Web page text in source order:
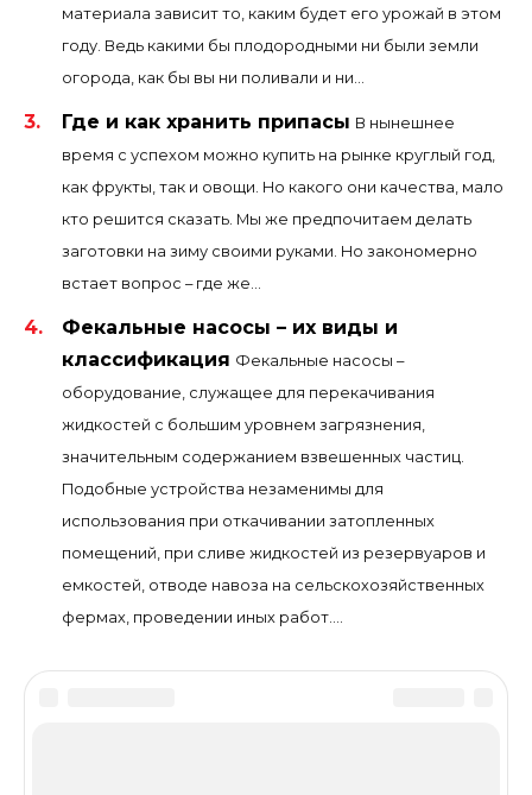
материала зависит то, каким будет его урожай в этом
году. Ведь какими бы плодородными ни были земли
огорода, как бы вы ни поливали и ни...
Где и как хранить припасы В нынешнее
время с успехом можно купить на рынке круглый год,
как фрукты, так и овощи. Но какого они качества, мало
кто решится сказать. Мы же предпочитаем делать
заготовки на зиму своими руками. Но закономерно
встает вопрос – где же...
Фекальные насосы – их виды и
классификация Фекальные насосы –
оборудование, служащее для перекачивания
жидкостей с большим уровнем загрязнения,
значительным содержанием взвешенных частиц.
Подобные устройства незаменимы для
использования при откачивании затопленных
помещений, при сливе жидкостей из резервуаров и
емкостей, отводе навоза на сельскохозяйственных
фермах, проведении иных работ....